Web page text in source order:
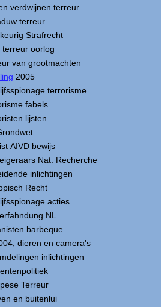
verdwijnen terreur
terreur
Strafrecht
terreur oorlog
van grootmachten
2005
terrorisme
fabels
lijsten
AIVD bewijs
Nat. Recherche
inlichtingen
Recht
acties
NL
barbeque
dieren en camera's
inlichtingen
Terreur
en buitenlui